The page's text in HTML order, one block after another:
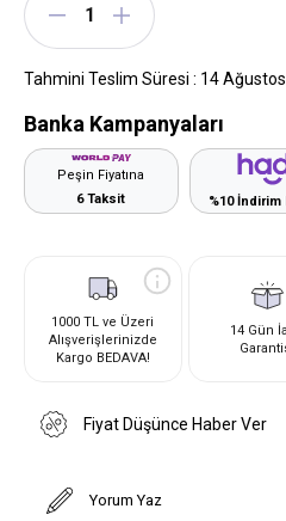
Tahmini Teslim Süresi : 14
Banka Kampanyaları
Peşin Fiyatına
6 Taksit
%10 İndirim
1000 TL ve Üzeri
Alışverişlerinizde
Kargo BEDAVA!
14 Gün
Fiyat Düşünce Haber Ver
Yorum Yaz